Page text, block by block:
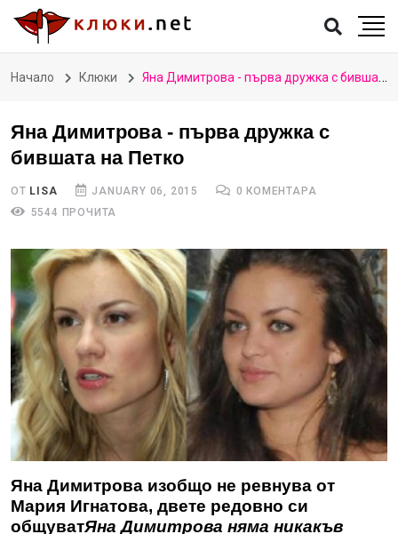
Начало Клюки Яна Димитрова - първа дружка с бившата на Петко
Яна Димитрова - първа дружка с
бившата на Петко
ОТ LISA JANUARY 06, 2015
0 КОМЕНТАРА
5544 ПРОЧИТА
Яна Димитрова изобщо не ревнува от
Мария Игнатова, двете редовно си
общуватЯна Димитрова няма никакъв